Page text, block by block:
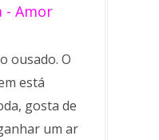
- Amor
ousado. O
está
gosta de
um ar